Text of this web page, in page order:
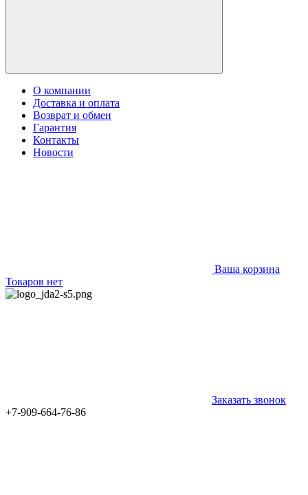
О компании
Доставка и оплата
Возврат и обмен
Гарантия
Контакты
Новости
Ваша корзина
Товаров нет
Заказать звонок
+7-909-664-76-86